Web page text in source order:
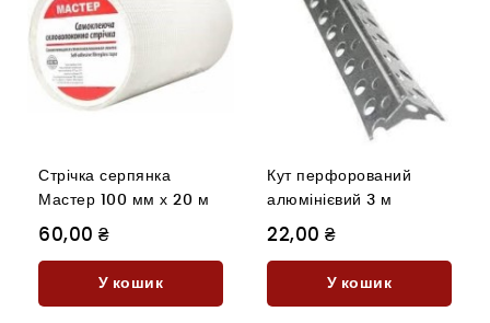
Стрічка серпянка
Мастер 100 мм х 20 м
60,00 ₴
У кошик
Кут перфорований
алюмінієвий 3 м
22,00 ₴
У кошик